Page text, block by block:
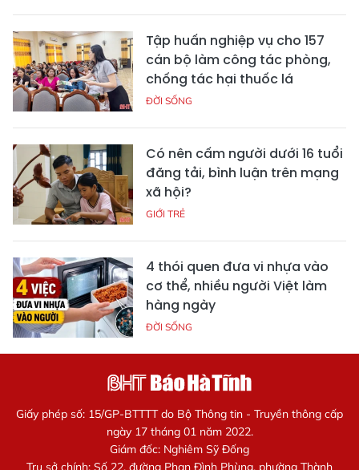
Tập huấn nghiệp vụ cho 157
cán bộ làm công tác phòng,
chống tác hại thuốc lá
ĐỜI SỐNG
Có nên cấm người dưới 16 tuổi
đăng tải, bình luận trên mạng
xã hội?
GIỚI TRẺ
4 thói quen đưa vi nhựa vào
cơ thể, nhiều người Việt làm
hàng ngày
ĐỜI SỐNG
Giấy phép số: 15/GP-BTTTT do Bộ Thông tin - Truyền thông cấp
ngày 17 tháng 01 năm 2022.
Giám đốc: Nghiêm Sỹ Đống
Trụ sở chính: Số 22, đường Phan Đình Phùng, phường Thành